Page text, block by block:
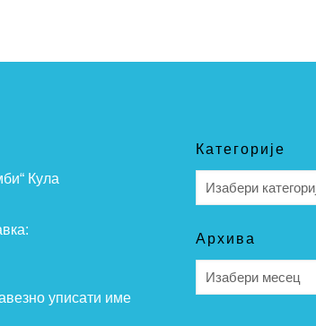
Кула
уписати име
Категорије
Архива